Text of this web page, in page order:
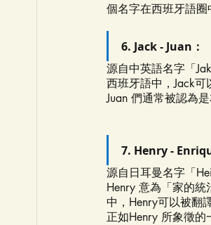
個名字在西班牙語圈
6. Jack - Juan：
源自中英語名字「
西班牙語中，Jack可
Juan 們通常被認為
7. Henry -
源自日耳曼名字「
Henry 意為「家的
中，Henry可以被翻
正如Henry 所象徵的